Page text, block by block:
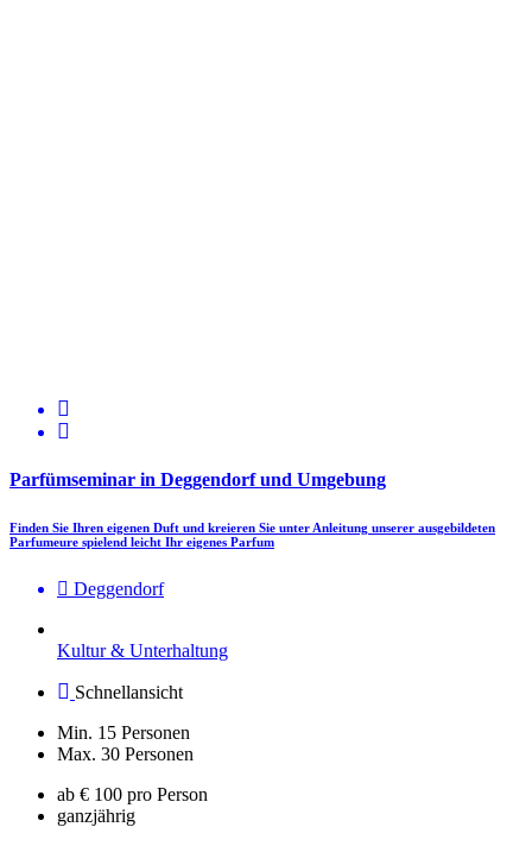
Parfümseminar in Deggendorf und Umgebung
Finden Sie Ihren eigenen Duft und kreieren Sie unter Anleitung unserer ausgebildeten
Parfumeure spielend leicht Ihr eigenes Parfum
Deggendorf
Kultur & Unterhaltung
Schnellansicht
Min. 15 Personen
Max. 30 Personen
ab € 100 pro Person
ganzjährig